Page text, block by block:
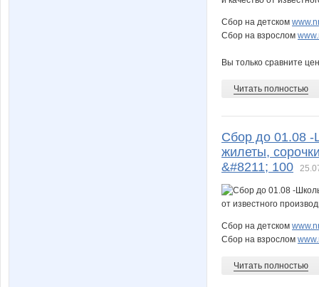
Сбор на детском
Сбор на взрослом
Вы только сравните
Читать полностью
Сбор до 01.08
жилеты,
&#8211; 100
Сбор на детском
Сбор на взрослом
Читать полностью